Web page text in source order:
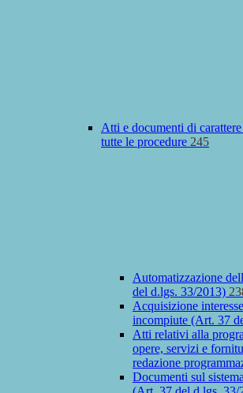
Atti e documenti di
tutte le procedure 245
Automatizzazione
del d.lgs. 33/2013)
Acquisizione
incompiute (Art. 37
Atti relativi alla
opere, servizi e
redazione
Documenti sul